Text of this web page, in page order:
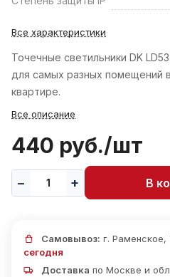
Все характеристики
Точечные светильники DK
для самых разных помещений
квартире.
Все описание
440 руб./шт
В
Самовывоз: г.
сегодня
Доставка по Москве и